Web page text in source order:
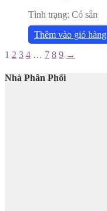
Tình trạng: Có sẵn
Thêm vào giỏ hàng
1 2 3 4 … 7 8 9 →
Nhà Phân Phối